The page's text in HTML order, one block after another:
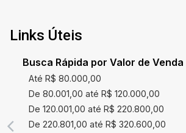
Links Úteis
Busca Rápida por Valor de Venda
Até R$ 80.000,00
De 80.001,00 até R$ 120.000,00
De 120.001,00 até R$ 220.800,00
De 220.801,00 até R$ 320.600,00